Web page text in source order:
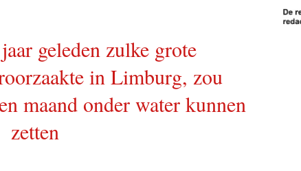
geleden zulke grote
in Limburg, zou
maand onder water kunnen
zetten